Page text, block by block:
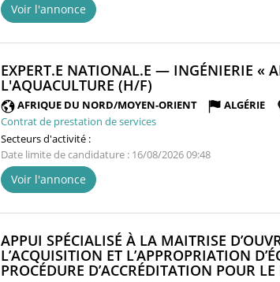
Voir l'annonce
EXPERT.E NATIONAL.E — INGÉNIERIE «
L'AQUACULTURE (H/F)
FENÊTRE)
AFRIQUE DU NORD/MOYEN-ORIENT ALGÉRIE
Contrat de prestation de services
Secteurs d'activité :
Date limite de candidature : 16/08/2026 09:48
Voir l'annonce
APPUI SPÉCIALISÉ À LA MAITRISE
L’ACQUISITION ET L’APPROPRIATION
PROCÉDURE D’ACCRÉDITATION POUR